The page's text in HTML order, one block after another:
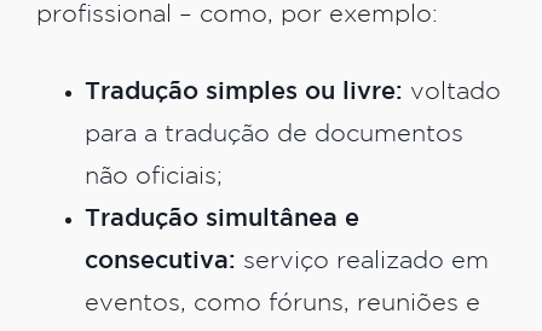
profissional – como, por exemplo:
Tradução simples ou livre: voltado
para a tradução de documentos
não oficiais;
Tradução simultânea e
consecutiva: serviço realizado em
eventos, como fóruns, reuniões e